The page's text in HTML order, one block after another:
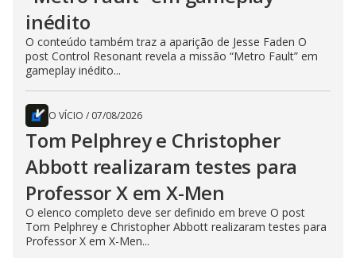
inédito
O conteúdo também traz a aparição de Jesse Faden O
post Control Resonant revela a missão “Metro Fault” em
gameplay inédito...
O VÍCIO / 07/08/2026
Tom Pelphrey e Christopher
Abbott realizaram testes para
Professor X em X-Men
O elenco completo deve ser definido em breve O post
Tom Pelphrey e Christopher Abbott realizaram testes para
Professor X em X-Men...